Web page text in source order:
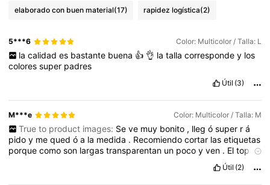
elaborado con buen material(17) rapidez logística(2)
5***6 Color: Multicolor / Talla: L
la calidad es bastante buena 👍 👌 la talla corresponde y los
coloressuper padres
Útil (3)
M***e Color: Multicolor / Talla: M
True to product images: Se ve muy bonito , lleg ó super r á
pidoy mequedóa la medida . Recomiendocortar lasetiquetas
porquecomoson largastransparentan un pocoyven . Eltop
largo
Útil (2)